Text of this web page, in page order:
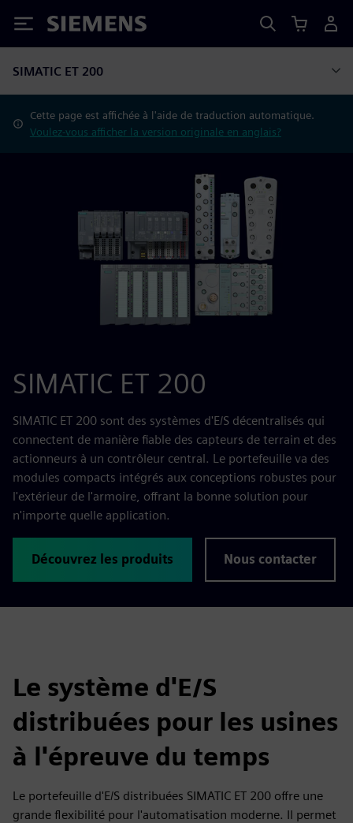
Siemens
SIMATIC ET 200
Cette page est affichée à l'aide de traduction automatique.
Voulez-vous afficher la version originale en anglais?
SIMATIC ET 200
SIMATIC ET 200 sont des systèmes d'E/S décentralisés qui
connectent de manière fiable des capteurs de terrain et des
actionneurs à un contrôleur central. Le portefeuille va des
modules compacts intégrés aux conceptions robustes pour
l'extérieur de l'armoire, offrant la bonne solution pour
n'importe quelle application.
Découvrez les produits Nous contacter
Le système d'E/S
distribuées pour les usines
à l'épreuve du temps
Le portefeuille d'E/S distribuées SIMATIC ET 200 offre une
grande flexibilité pour l'automatisation moderne. Il permet